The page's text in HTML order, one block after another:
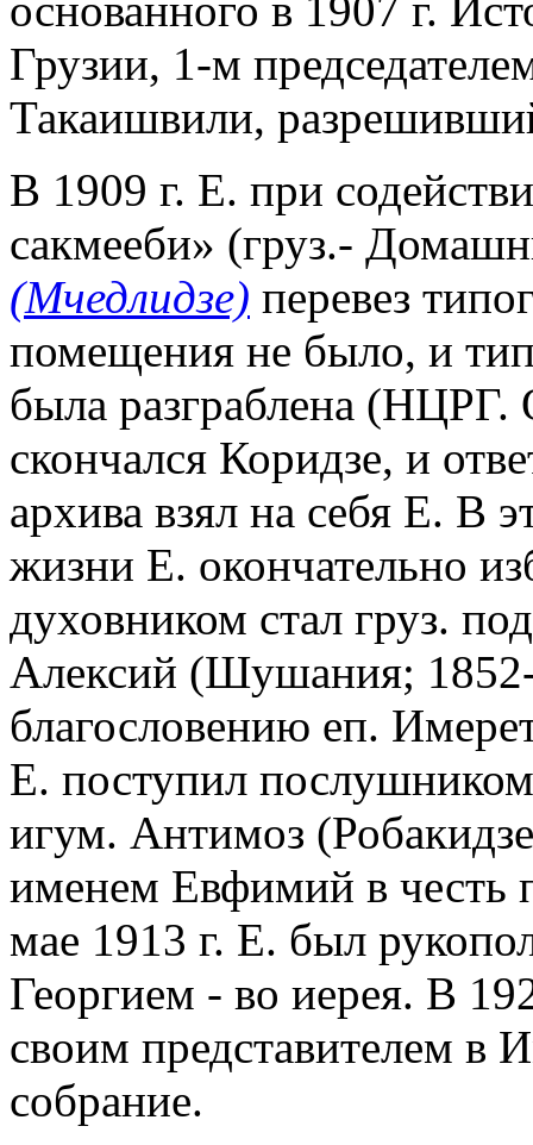
Грузии, 1-м
Такаишвили,
В 1909 г. Е. при
сакмееби» (груз.-
(Мчедлидзе) перевез
помещения не было, и
была разграблена (НЦРГ.
скончался Коридзе, и
архива взял на себя Е. В
жизни Е. окончательно
духовником стал груз.
Алексий (Шушания;
благословению еп.
Е. поступил
игум. Антимоз
именем Евфимий в честь
мае 1913 г. Е. был
Георгием - во иерея. В
своим представителем в
собрание.